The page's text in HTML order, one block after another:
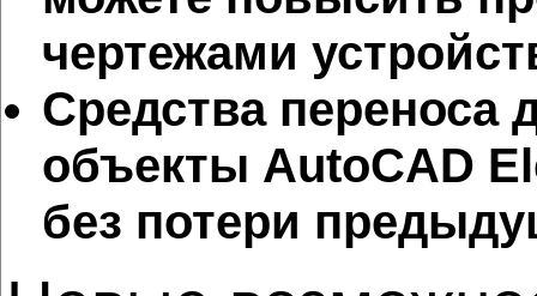
чертежами
Средства переноса
объекты AutoCAD
без потери